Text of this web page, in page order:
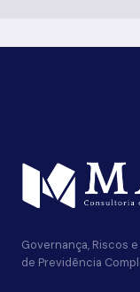
Governança, Riscos
de Previdência